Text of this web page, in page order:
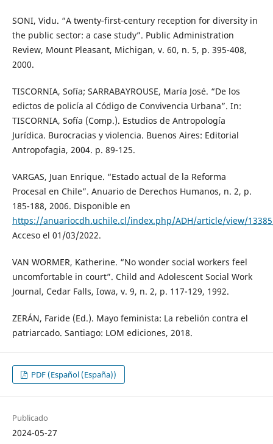
SONI, Vidu. “A twenty‐first‐century reception for diversity in
the public sector: a case study”. Public Administration
Review, Mount Pleasant, Michigan, v. 60, n. 5, p. 395-408,
2000.
TISCORNIA, Sofía; SARRABAYROUSE, María José. “De los
edictos de policía al Código de Convivencia Urbana”. In:
TISCORNIA, Sofía (Comp.). Estudios de Antropología
Jurídica. Burocracias y violencia. Buenos Aires: Editorial
Antropofagia, 2004. p. 89-125.
VARGAS, Juan Enrique. “Estado actual de la Reforma
Procesal en Chile”. Anuario de Derechos Humanos, n. 2, p.
185-188, 2006. Disponible en
https://anuariocdh.uchile.cl/index.php/ADH/article/view/
Acceso el 01/03/2022.
VAN WORMER, Katherine. “No wonder social workers feel
uncomfortable in court”. Child and Adolescent Social Work
Journal, Cedar Falls, Iowa, v. 9, n. 2, p. 117-129, 1992.
ZERÁN, Faride (Ed.). Mayo feminista: La rebelión contra el
patriarcado. Santiago: LOM ediciones, 2018.
PDF (Español (España))
Publicado
2024-05-27